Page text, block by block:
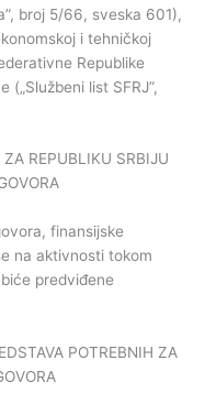
broj 5/66, sveska 601),
i tehničkoj
Republike
(„Službeni list SFRJ”,
REPUBLIKU SRBIJU
finansijske
na aktivnosti tokom
predviđene
POTREBNIH ZA